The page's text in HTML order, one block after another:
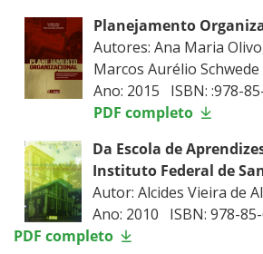
Planejamento
Autores: Ana Maria
Marcos Aurélio Schwede
Ano: 2015 ISBN: :978-
PDF completo
Da Escola de
Instituto Federal de
Autor: Alcides Vieira de
Ano: 2010 ISBN: 978-
PDF completo